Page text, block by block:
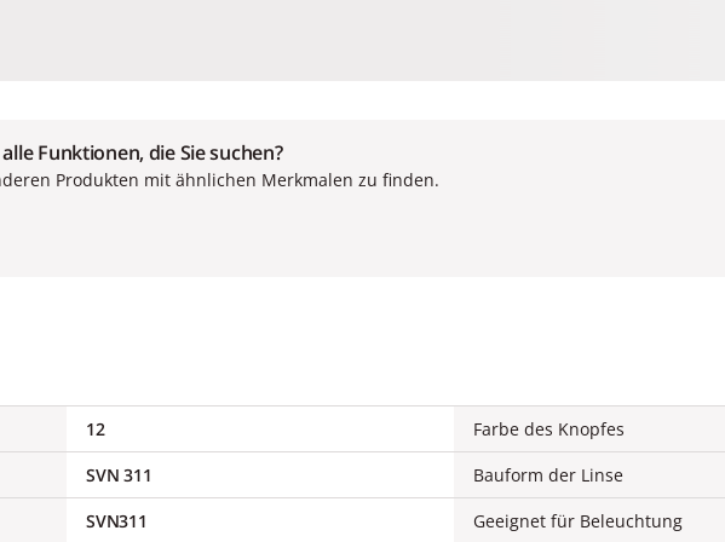
Funktionen, die Sie suchen?
Produkten mit ähnlichen Merkmalen zu finden.
12
SVN 311
SVN311
Farbe des Knopfes
Bauform der Linse
Geeignet für Beleuchtung